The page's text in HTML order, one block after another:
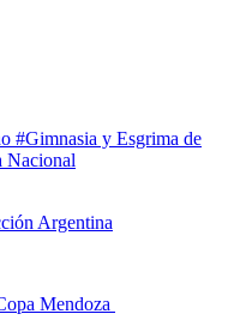
#Gimnasia y Esgrima de
Nacional
Argentina
Mendoza